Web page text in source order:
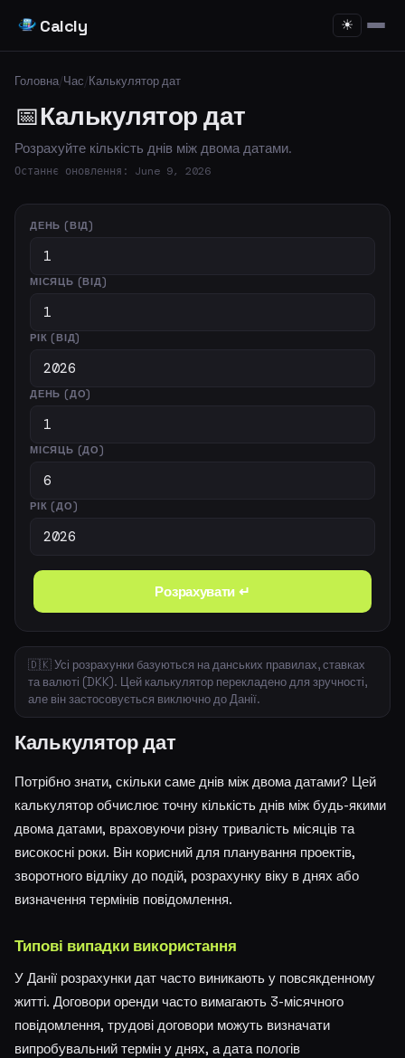
Calcly ☀
Головна/Час/Калькулятор дат
📅Калькулятор дат
Розрахуйте кількість днів між двома датами.
Останнє оновлення: June 9, 2026
ДЕНЬ (ВІД)
МІСЯЦЬ (ВІД)
РІК (ВІД)
ДЕНЬ (ДО)
МІСЯЦЬ (ДО)
РІК (ДО)
Розрахувати ↵
🇩🇰 Усі розрахунки базуються на данських правилах, ставках
та валюті (DKK). Цей калькулятор перекладено для зручності,
але він застосовується виключно до Данії.
Калькулятор дат
Потрібно знати, скільки саме днів між двома датами? Цей
калькулятор обчислює точну кількість днів між будь-якими
двома датами, враховуючи різну тривалість місяців та
високосні роки. Він корисний для планування проектів,
зворотного відліку до подій, розрахунку віку в днях або
визначення термінів повідомлення.
Типові випадки використання
У Данії розрахунки дат часто виникають у повсякденному
житті. Договори оренди часто вимагають 3-місячного
повідомлення, трудові договори можуть визначати
випробувальний термін у днях, а дата пологів